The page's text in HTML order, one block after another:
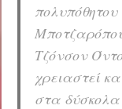
Τζόνσον
χρειαστεί
στα